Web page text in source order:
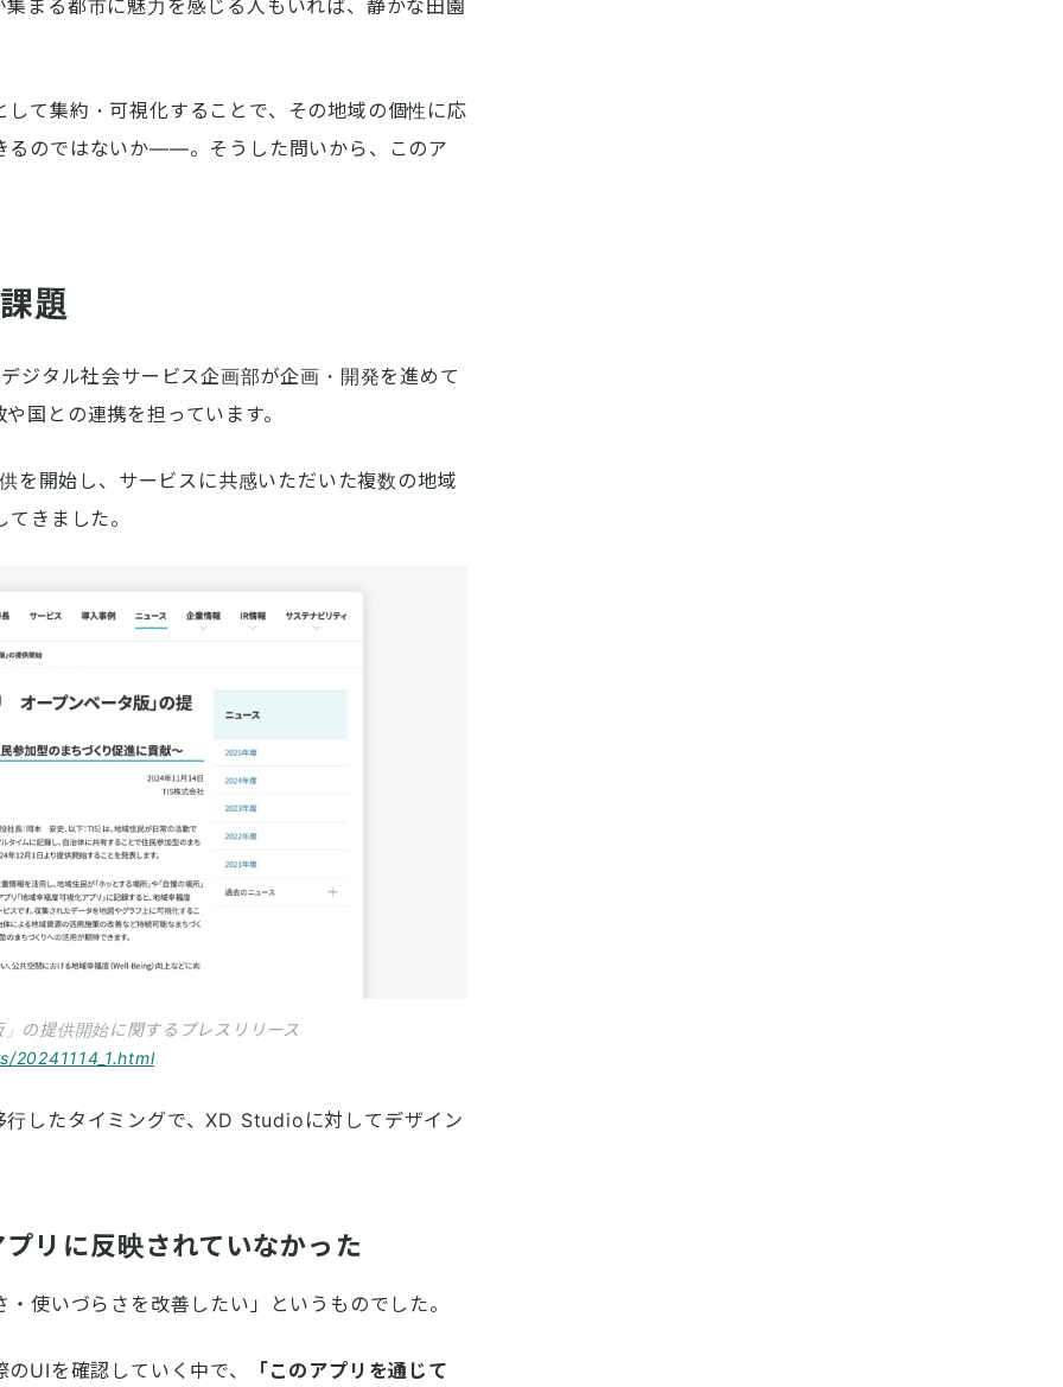
まる都市に魅力を感じる人もいれば、静かな田園
て集約・可視化することで、その地域の個性に応
るのではないか――。そうした問いから、このア
題
ジタル社会サービス企画部が企画・開発を進めて
国との連携を担っています。
を開始し、サービスに共感いただいた複数の地域
きました。
の提供開始に関するプレスリリース
したタイミングで、XD Studioに対してデザイン
リに反映されていなかった
使いづらさを改善したい」というものでした。
UIを確認していく中で、 「このアプリを通じて